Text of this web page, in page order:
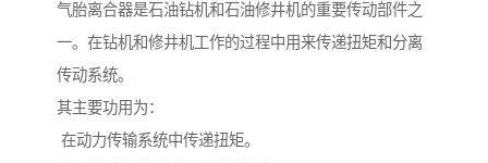
气胎离合器是石油钻机和石油修井机的重要传动部件之
一。在钻机和修井机工作的过程中用来传递扭矩和分离
传动系统。
其主要功用为：
在动力传输系统中传递扭矩。